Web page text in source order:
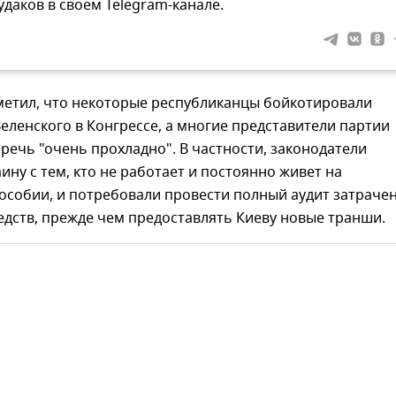
в своем Telegram-канале.
что некоторые республиканцы бойкотировали
в Конгрессе, а многие представители партии
"очень прохладно". В частности, законодатели
с тем, кто не работает и постоянно живет на
и потребовали провести полный аудит
прежде чем предоставлять Киеву новые транши.